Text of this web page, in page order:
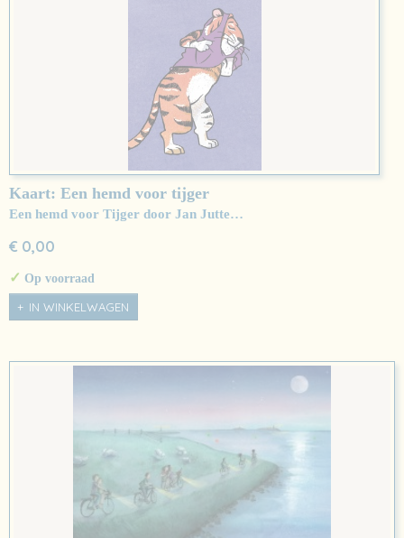
Kaart: Een hemd voor tijger
Een hemd voor Tijger door Jan Jutte…
€ 0,00
✓ Op voorraad
IN WINKELWAGEN